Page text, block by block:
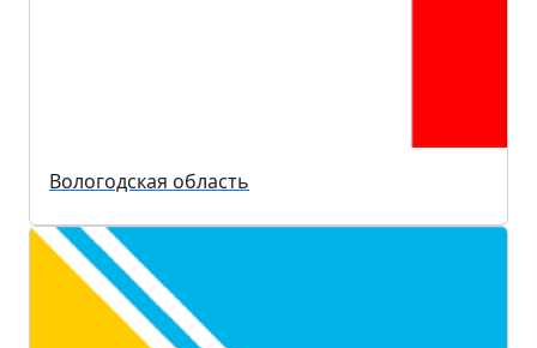
Вологодская область